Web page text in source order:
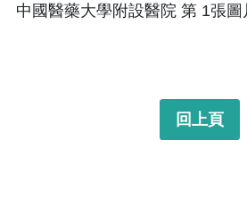
回上頁